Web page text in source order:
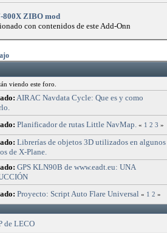
800X ZIBO mod
con contenidos de este Add-Onn
viendo este foro.
AIRAC Navdata Cycle: Que es y como
Planificador de rutas Little NavMap. « 1 2 3 »
Librerías de objetos 3D utilizados en algunos
de X-Plane.
GPS KLN90B de www.eadt.eu: UNA
Proyecto: Script Auto Flare Universal « 1 2 »
de LECO